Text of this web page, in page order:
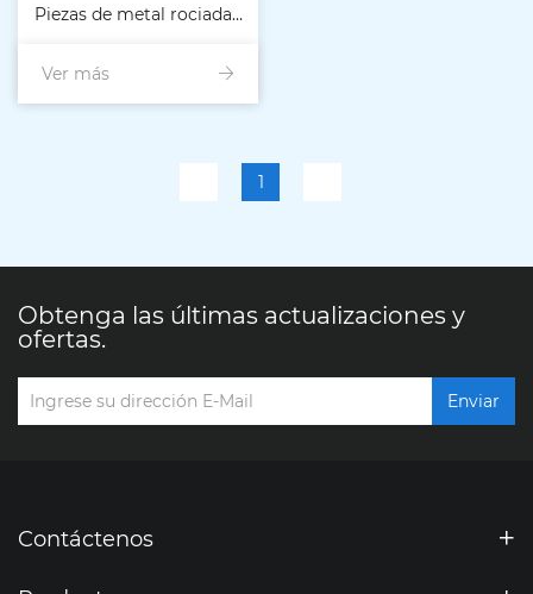
Piezas de metal rociadas
con polvo
Ver más
1
Obtenga las últimas actualizaciones y
ofertas.
Enviar
Contáctenos